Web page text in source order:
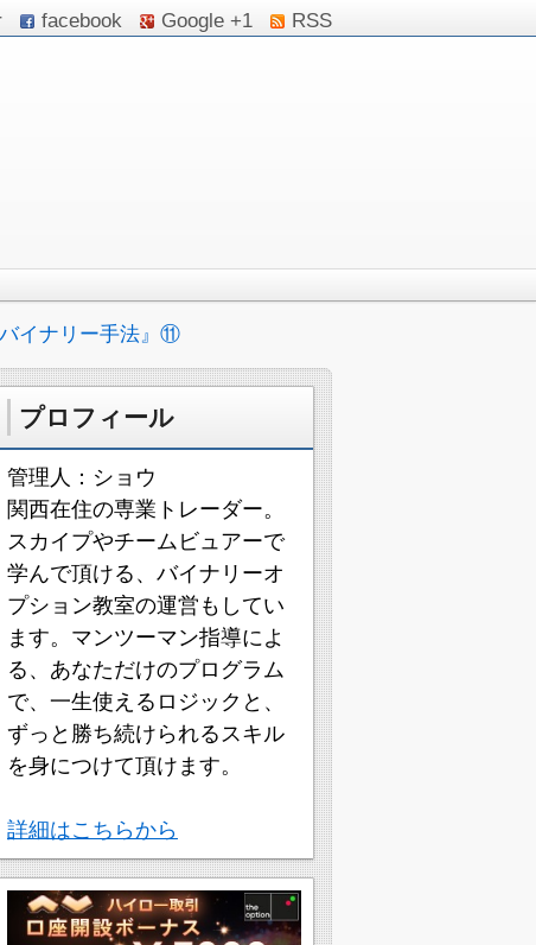
facebook Google +1 RSS
イナリー手法』⑪
プロフィール
管理人：ショウ
関西在住の専業トレーダー。
スカイプやチームビュアーで
学んで頂ける、バイナリーオ
プション教室の運営もしてい
ます。マンツーマン指導によ
る、あなただけのプログラム
で、一生使えるロジックと、
ずっと勝ち続けられるスキル
を身につけて頂けます。
詳細はこちらから